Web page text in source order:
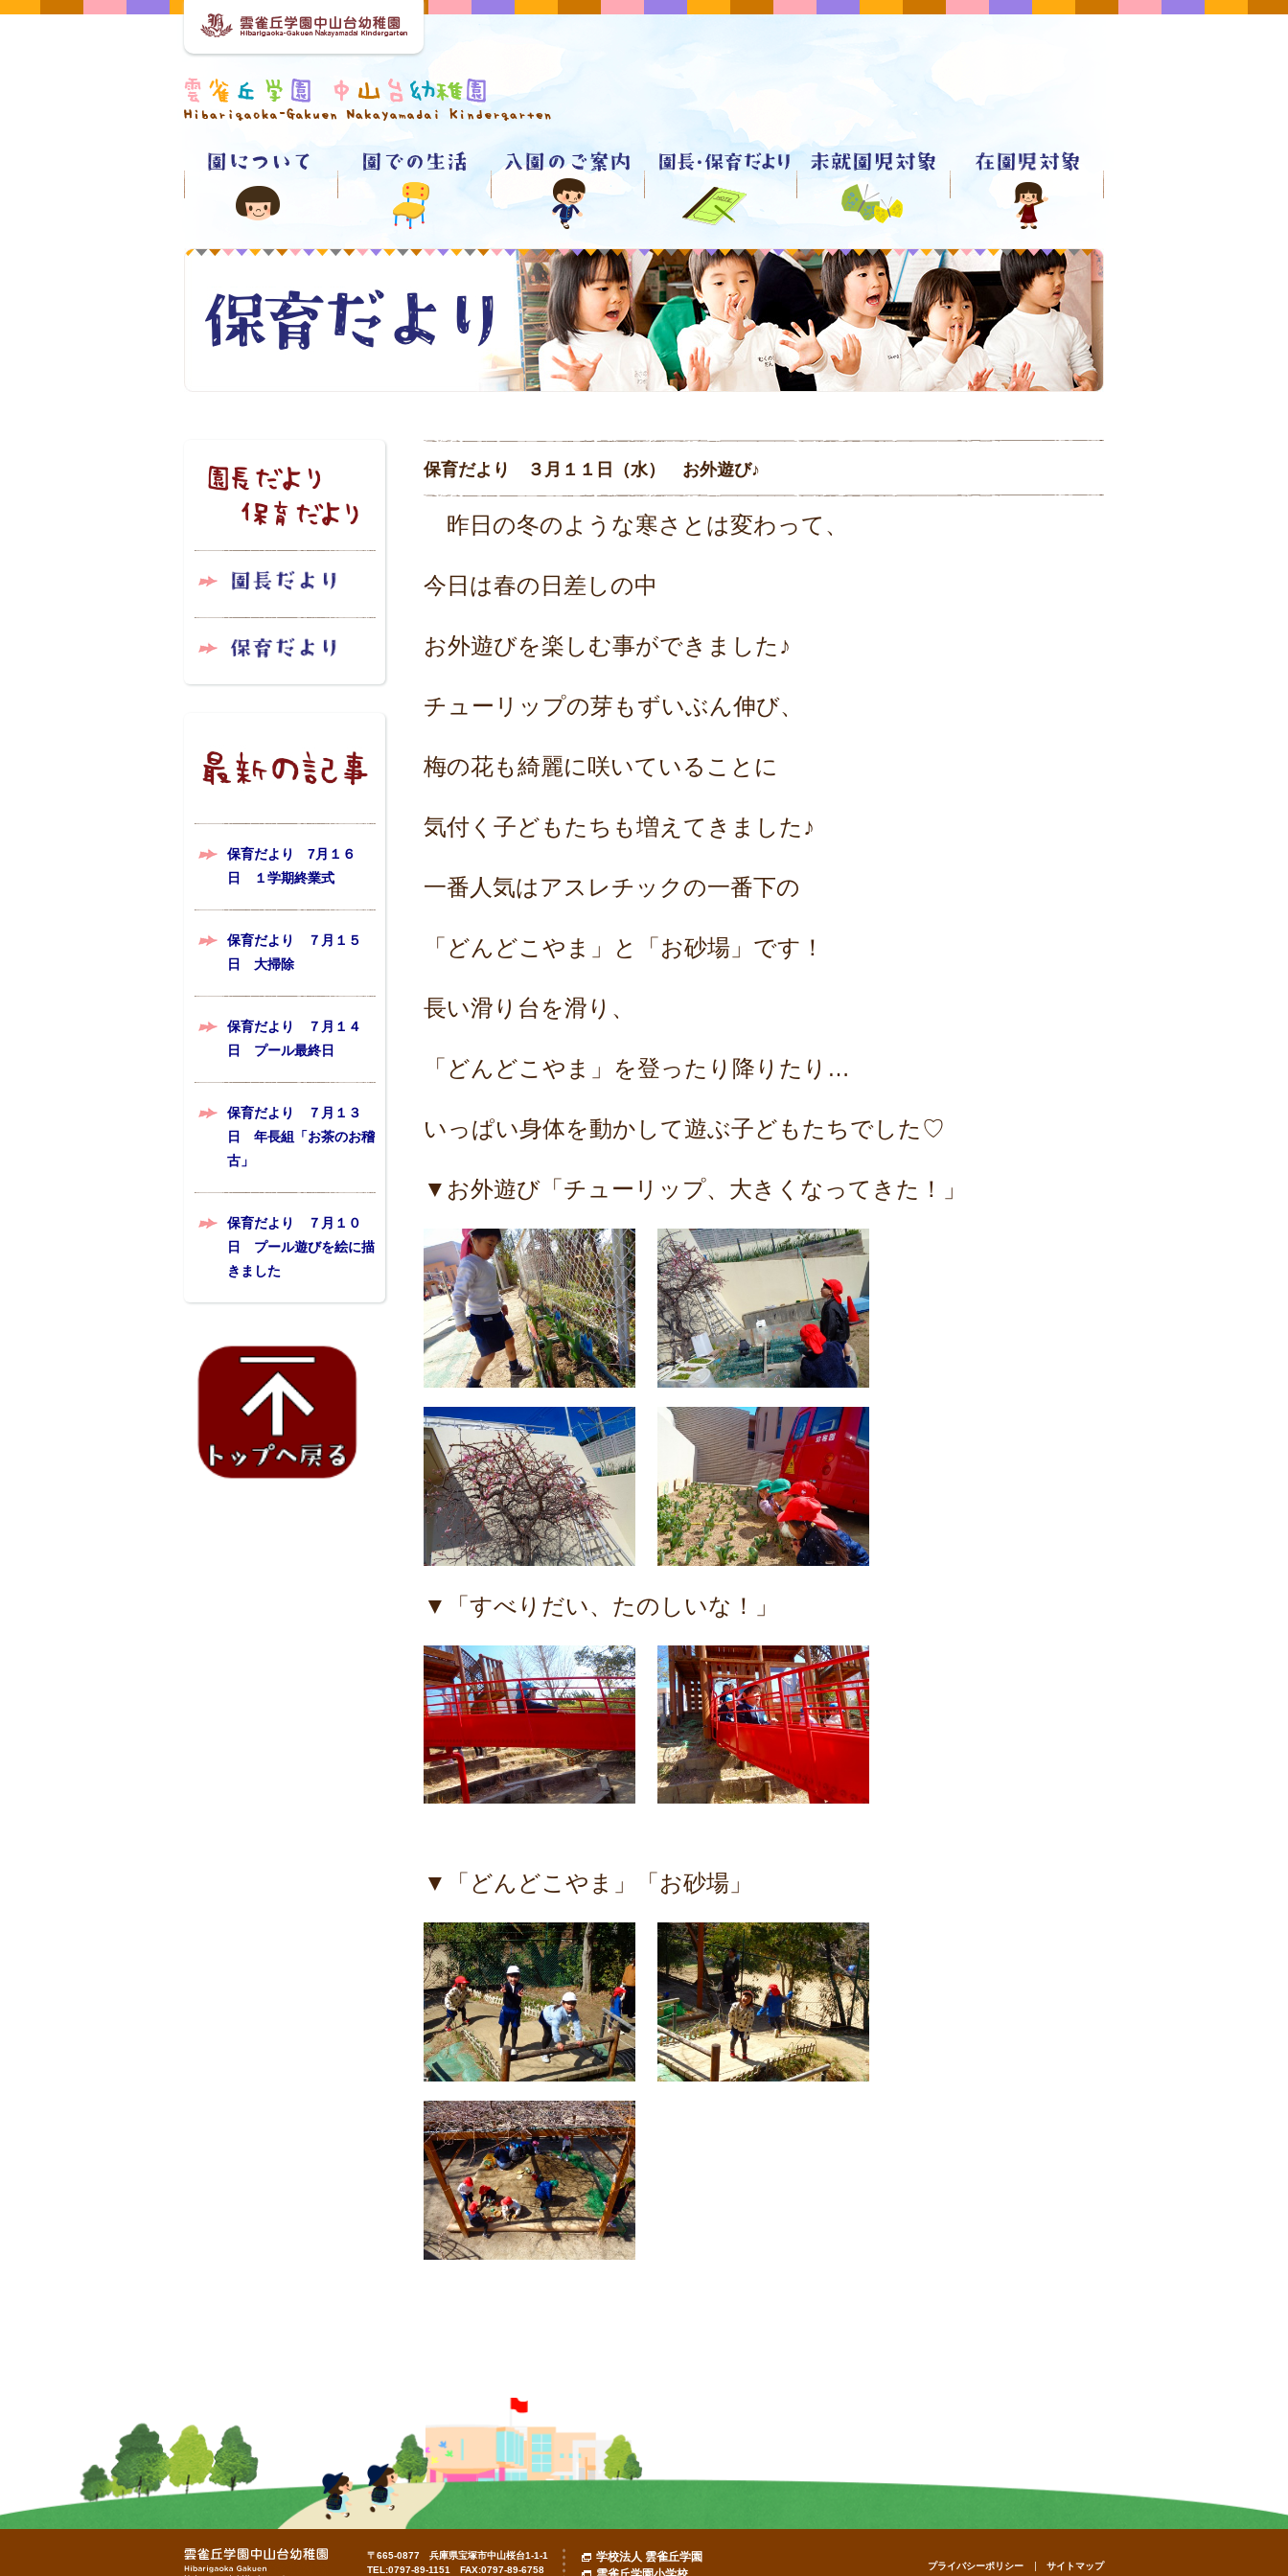
保育だより 7月１６
日 １学期終業式
保育だより ７月１５
日 大掃除
保育だより ７月１４
日 プール最終日
保育だより ７月１３
日 年長組「お茶のお稽
古」
保育だより ７月１０
日 プール遊びを絵に描
きました
保育だより ３月１１日（水） お外遊び♪
昨日の冬のような寒さとは変わって、
今日は春の日差しの中
お外遊びを楽しむ事ができました♪
チューリップの芽もずいぶん伸び、
梅の花も綺麗に咲いていることに
気付く子どもたちも増えてきました♪
一番人気はアスレチックの一番下の
「どんどこやま」と「お砂場」です！
長い滑り台を滑り、
「どんどこやま」を登ったり降りたり…
いっぱい身体を動かして遊ぶ子どもたちでした♡
▼お外遊び「チューリップ、大きくなってきた！」
▼「すべりだい、たのしいな！」
▼「どんどこやま」「お砂場」
〒665-0877 兵庫県宝塚市中山桜台1-1-1
TEL:0797-89-1151 FAX:0797-89-6758
学校法人 雲雀丘学園
サイトマップ
プライバシーポリシー